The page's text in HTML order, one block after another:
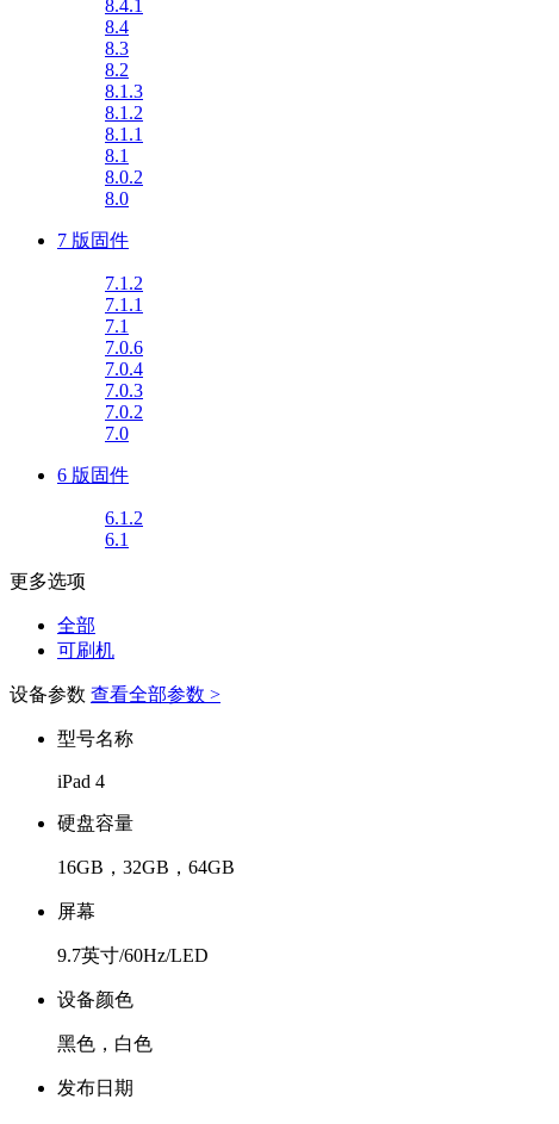
8.4.1
8.4
8.3
8.2
8.1.3
8.1.2
8.1.1
8.1
8.0.2
8.0
7 版固件
7.1.2
7.1.1
7.1
7.0.6
7.0.4
7.0.3
7.0.2
7.0
6 版固件
6.1.2
6.1
更多选项
全部
可刷机
设备参数 查看全部参数 >
型号名称
iPad 4
硬盘容量
16GB，32GB，64GB
屏幕
9.7英寸/60Hz/LED
设备颜色
黑色，白色
发布日期